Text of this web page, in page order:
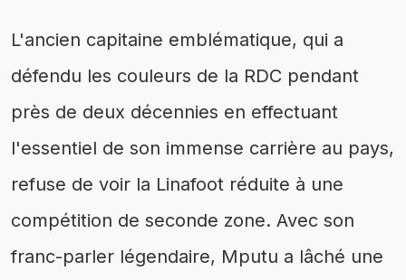
L'ancien capitaine emblématique, qui a
défendu les couleurs de la RDC pendant
près de deux décennies en effectuant
l'essentiel de son immense carrière au pays,
refuse de voir la Linafoot réduite à une
compétition de seconde zone. Avec son
franc-parler légendaire, Mputu a lâché une